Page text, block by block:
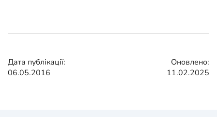
Дата публікації:
06.05.2016
Оновлено:
11.02.2025